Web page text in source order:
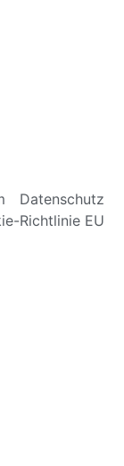
Datenschutz
Richtlinie EU